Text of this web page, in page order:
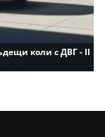
коли с ДВГ - II